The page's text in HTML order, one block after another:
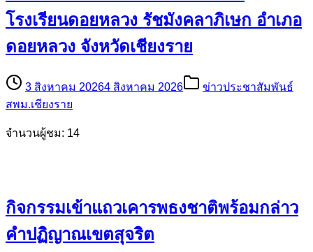
โรงเรียนดอยหลวง รัชมังคลาภิเษก อำเภอ
ดอยหลวง จังหวัดเชียงราย
3 สิงหาคม 20264 สิงหาคม 2026
ข่าวประชาสัมพันธ์
สพม.เชียงราย
จำนวนผู้ชม: 14
กิจกรรมเข้าแถวเคารพธงชาติพร้อมกล่าว
คำปฏิญาณเขตสุจริต